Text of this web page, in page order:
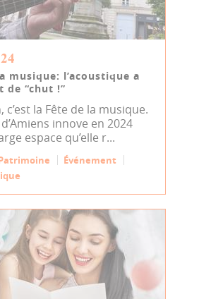
musique: l’acoustique a
de “chut !”
c’est la Fête de la musique.
innove en 2024
espace qu’elle r...
Événement